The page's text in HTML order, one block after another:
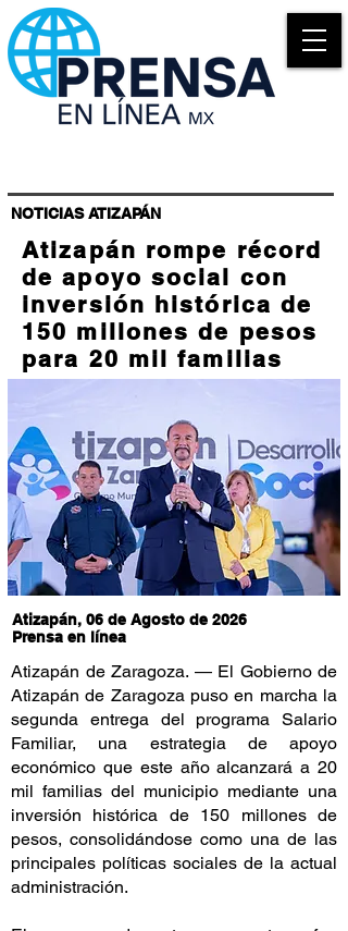
NOTICIAS ATIZAPÁN
Atizapán rompe récord
de apoyo social con
inversión histórica de
150 millones de pesos
para 20 mil familias
Atizapán, 06 de Agosto de 2026
Prensa en línea
Atizapán de Zaragoza. — El Gobierno de
Atizapán de Zaragoza puso en marcha la
segunda entrega del programa Salario
Familiar, una estrategia de apoyo
económico que este año alcanzará a 20
mil familias del municipio mediante una
inversión histórica de 150 millones de
pesos, consolidándose como una de las
principales políticas sociales de la actual
administración.